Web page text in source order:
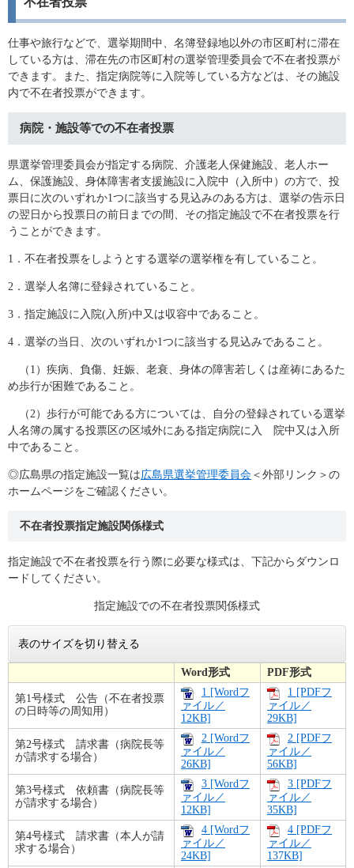
仕事や旅行などで、選挙期間中、名簿登録地以外の市区町村に滞在
している方は、滞在先の市区町村の選挙管理委員会で不在者投票が
できます。また、指定病院等に入院等している方などは、その施設
内で不在者投票ができます。
病院・施設等での不在者投票
県選挙管理委員会が指定する病院、介護老人保健施設、老人ホー
ム、保護施設、身体障害者支援施設に入院中（入所中）の方で、投
票日に次のいずれか1つに該当する見込みのある方は、選挙の告示日
の翌日から投票日の前日までの間、その指定施設で不在者投票を行
うことができます。
1．不在者投票をしようとする選挙の選挙権を有していること。
2．選挙人名簿に登録されていること。
3．指定施設に入院(入所)中又は収容中であること。
4．選挙の当日、次のいずれか1つに該当する見込みであること。
（1）疾病、負傷、妊娠、老衰、身体の障害若しくは産祷にあるた
め歩行が困難であること。
（2）歩行が可能である方については、自分の登録されている選挙
人名簿の属する投票区の区域外にある指定病院に入 院中又は入所
中であること。
◎広島県の指定施設一覧は広島県選挙管理委員会 ＜外部リンク＞ の
ホームページをご確認ください。
不在者投票指定施設関係様式
指定施設で不在者投票を行う際に必要な様式は、下記からダウンロ
ードしてください。
指定施設での不在者投票関係様式
表のサイズを切り替える
Word形式 PDF形式
第1号様式 公告（不在者投票
の日時等の周知用）
1 [Wordフ
ァイル／
12KB]
1 [PDFフ
ァイル／
29KB]
第2号様式 請求書（病院長等
が請求する場合）
2 [Wordフ
ァイル／
26KB]
2 [PDFフ
ァイル／
56KB]
第3号様式 依頼書（病院長等
が請求する場合）
3 [Wordフ
ァイル／
12KB]
3 [PDFフ
ァイル／
35KB]
第4号様式 請求書（本人が請
求する場合）
4 [Wordフ
ァイル／
24KB]
4 [PDFフ
ァイル／
137KB]